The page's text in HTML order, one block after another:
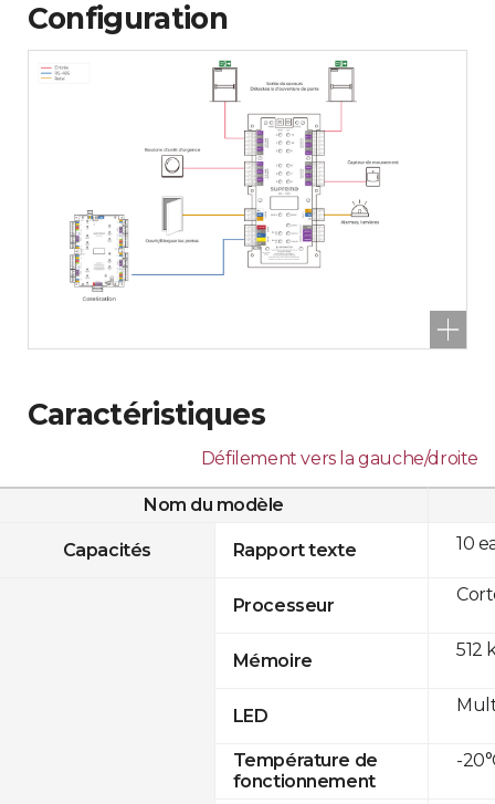
Configuration
Caractéristiques
Défilement vers la gauche/droite
Nom du modèle
Capacités Rapport texte
Processeur
Mémoire
LED
Température de
fonctionnement
10
512
-